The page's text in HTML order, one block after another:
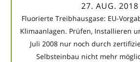
27. AUG. 2018
Fluorierte Treibhausgase: EU-
Klimaanlagen. Prüfen, Installieren
Juli 2008 nur noch durch
Selbsteinbau nicht mehr